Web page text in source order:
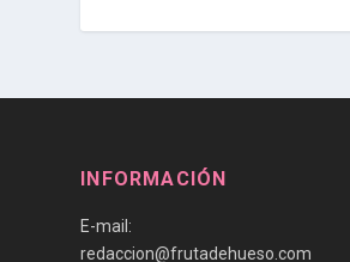
INFORMACIÓN
E-mail:
redaccion@frutadehueso.com